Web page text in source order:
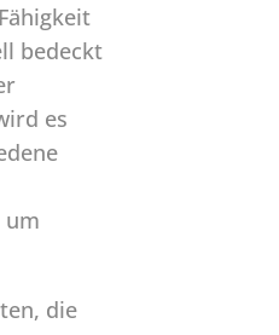
bedeckt
es
um
die